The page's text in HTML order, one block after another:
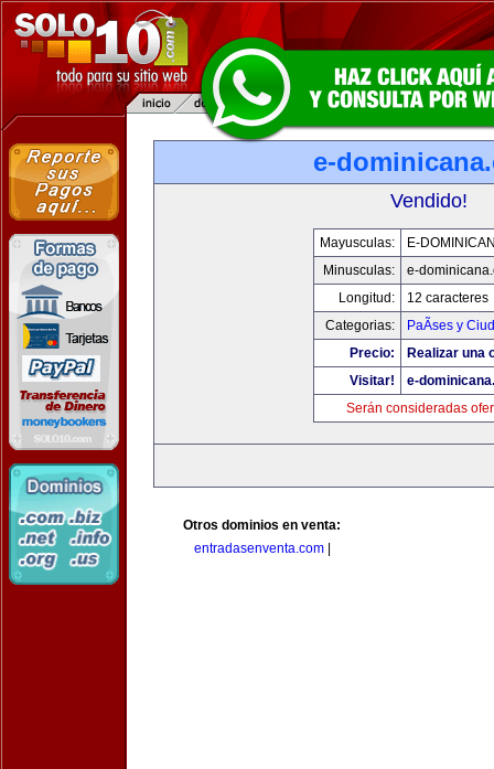
e-
Vendido!
Mayusculas:
E-
Minusculas:
e-
Longitud:
12 caracteres
Categorias:
PaÃ­ses y
Precio:
Realizar una
Visitar!
e-
Serán consideradas
Otros dominios en venta:
entradasenventa.com|